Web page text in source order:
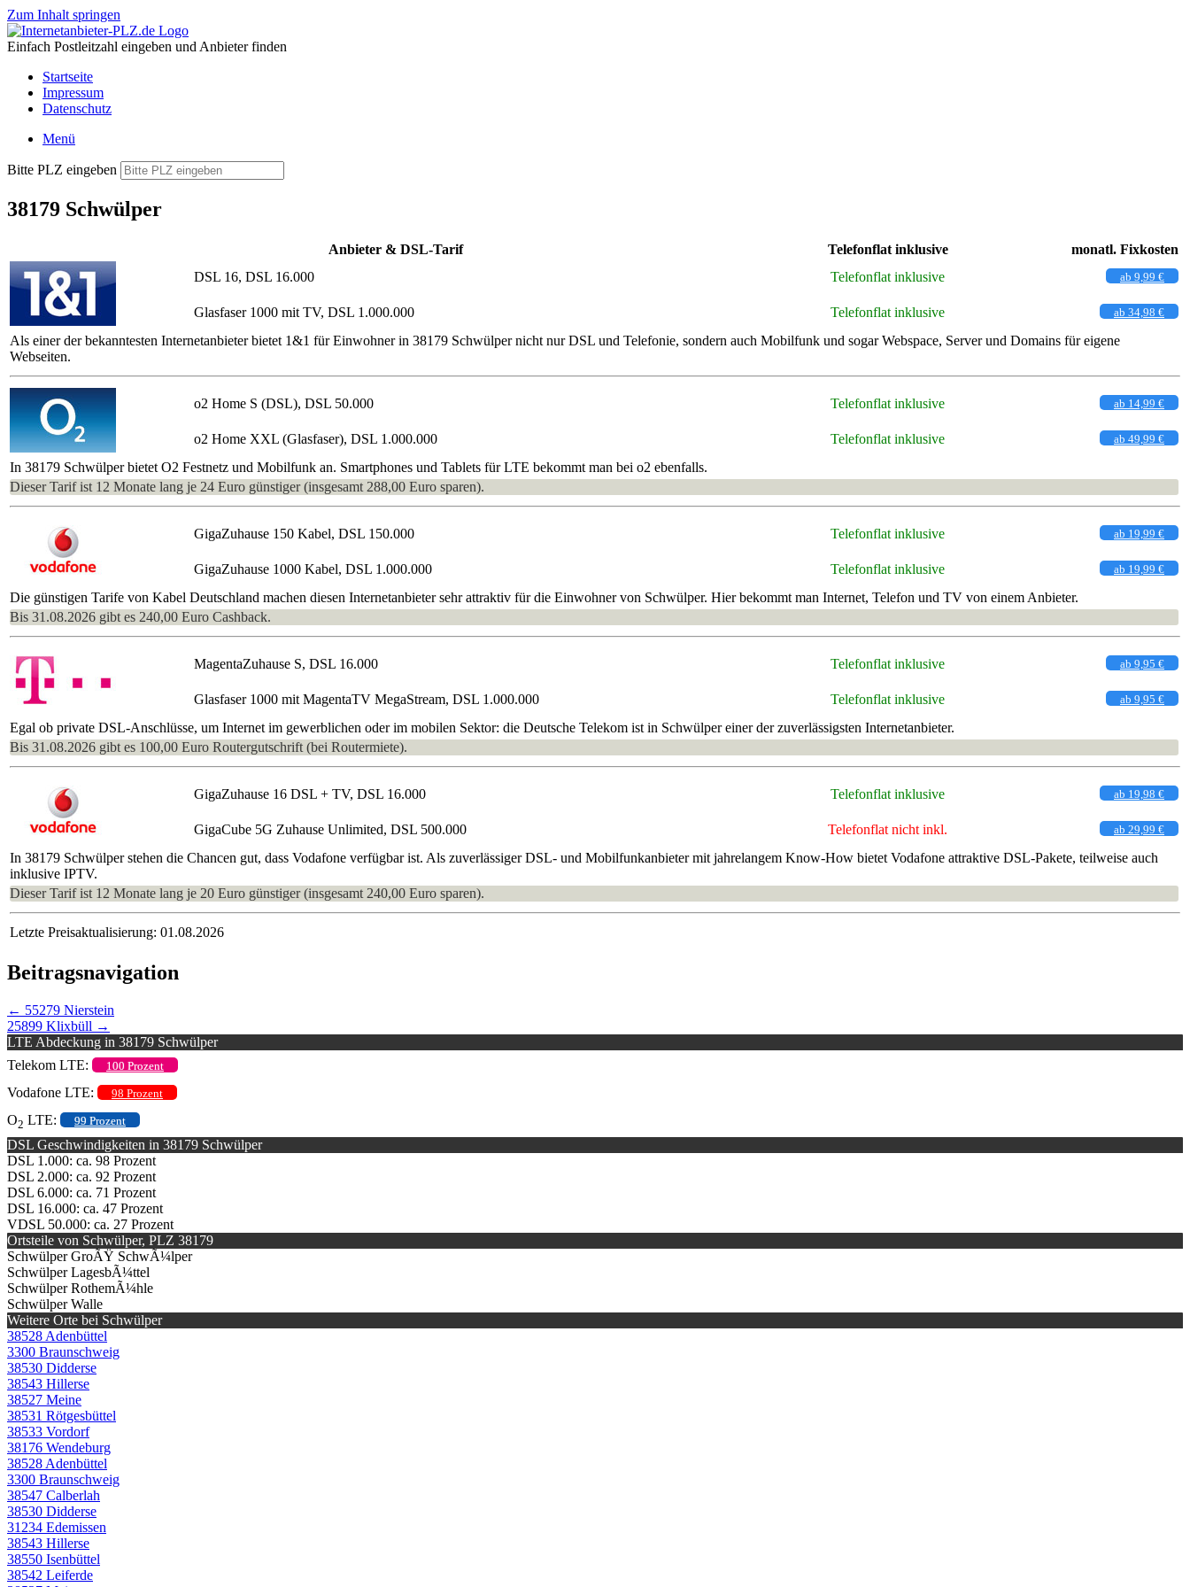
Zum Inhalt springen
Einfach Postleitzahl eingeben und Anbieter finden
Startseite
Impressum
Datenschutz
Menü
Bitte PLZ eingeben
38179 Schwülper
Anbieter & DSL-Tarif Telefonflat inklusive
monatl. Fixkosten
DSL 16, DSL 16.000
Telefonflat inklusive ab 9,99 €
Glasfaser 1000 mit TV, DSL 1.000.000 Telefonflat inklusive ab 34,98 €
Als einer der bekanntesten Internetanbieter bietet 1&1 für Einwohner in 38179 Schwülper nicht nur DSL und Telefonie, sondern auch Mobilfunk und sogar Webspace, Server und Domains für eigene
Webseiten.
o2 Home S (DSL), DSL 50.000 Telefonflat inklusive ab 14,99 €
o2 Home XXL (Glasfaser), DSL 1.000.000 Telefonflat inklusive ab 49,99 €
In 38179 Schwülper bietet O2 Festnetz und Mobilfunk an. Smartphones und Tablets für LTE bekommt man bei o2 ebenfalls.
Dieser Tarif ist 12 Monate lang je 24 Euro günstiger (insgesamt 288,00 Euro sparen).
GigaZuhause 150 Kabel, DSL 150.000 Telefonflat inklusive ab 19,99 €
GigaZuhause 1000 Kabel, DSL 1.000.000 Telefonflat inklusive ab 19,99 €
Die günstigen Tarife von Kabel Deutschland machen diesen Internetanbieter sehr attraktiv für die Einwohner von Schwülper. Hier bekommt man Internet, Telefon und TV von einem Anbieter.
Bis 31.08.2026 gibt es 240,00 Euro Cashback.
MagentaZuhause S, DSL 16.000 Telefonflat inklusive ab 9,95 €
Glasfaser 1000 mit MagentaTV MegaStream, DSL 1.000.000 Telefonflat inklusive ab 9,95 €
Egal ob private DSL-Anschlüsse, um Internet im gewerblichen oder im mobilen Sektor: die Deutsche Telekom ist in Schwülper einer der zuverlässigsten Internetanbieter.
Bis 31.08.2026 gibt es 100,00 Euro Routergutschrift (bei Routermiete).
GigaZuhause 16 DSL + TV, DSL 16.000 Telefonflat inklusive ab 19,98 €
GigaCube 5G Zuhause Unlimited, DSL 500.000 Telefonflat nicht inkl. ab 29,99 €
In 38179 Schwülper stehen die Chancen gut, dass Vodafone verfügbar ist. Als zuverlässiger DSL- und Mobilfunkanbieter mit jahrelangem Know-How bietet Vodafone attraktive DSL-Pakete, teilweise auch
inklusive IPTV.
Dieser Tarif ist 12 Monate lang je 20 Euro günstiger (insgesamt 240,00 Euro sparen).
Letzte Preisaktualisierung: 01.08.2026
Beitragsnavigation
← 55279 Nierstein
25899 Klixbüll →
LTE Abdeckung in 38179 Schwülper
Telekom LTE:
100 Prozent
Vodafone LTE: 98 Prozent
O2 LTE: 99 Prozent
DSL Geschwindigkeiten in 38179 Schwülper
DSL 1.000: ca. 98 Prozent
DSL 2.000: ca. 92 Prozent
DSL 6.000: ca. 71 Prozent
DSL 16.000: ca. 47 Prozent
VDSL 50.000: ca. 27 Prozent
Ortsteile von Schwülper, PLZ 38179
Schwülper GroÃŸ SchwÃ¼lper
Schwülper LagesbÃ¼ttel
Schwülper RothemÃ¼hle
Schwülper Walle
Weitere Orte bei Schwülper
38528 Adenbüttel
3300 Braunschweig
38530 Didderse
38543 Hillerse
38527 Meine
38531 Rötgesbüttel
38533 Vordorf
38176 Wendeburg
38528 Adenbüttel
3300 Braunschweig
38547 Calberlah
38530 Didderse
31234 Edemissen
38543 Hillerse
38550 Isenbüttel
38542 Leiferde